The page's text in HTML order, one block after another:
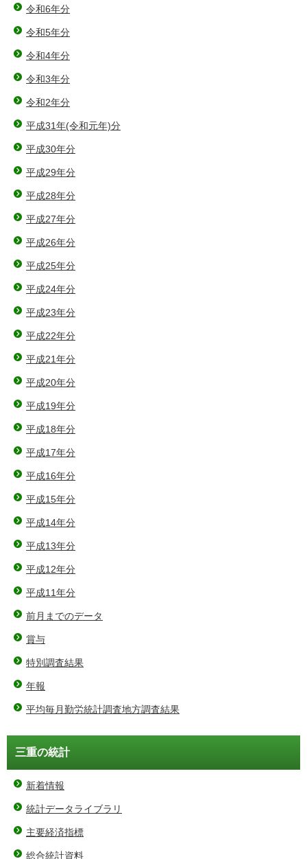
令和6年分
令和5年分
令和4年分
令和3年分
令和2年分
平成31年(令和元年)分
平成30年分
平成29年分
平成28年分
平成27年分
平成26年分
平成25年分
平成24年分
平成23年分
平成22年分
平成21年分
平成20年分
平成19年分
平成18年分
平成17年分
平成16年分
平成15年分
平成14年分
平成13年分
平成12年分
平成11年分
前月までのデータ
賞与
特別調査結果
年報
平均毎月勤労統計調査地方調査結果
三重の統計
新着情報
統計データライブラリ
主要経済指標
総合統計資料